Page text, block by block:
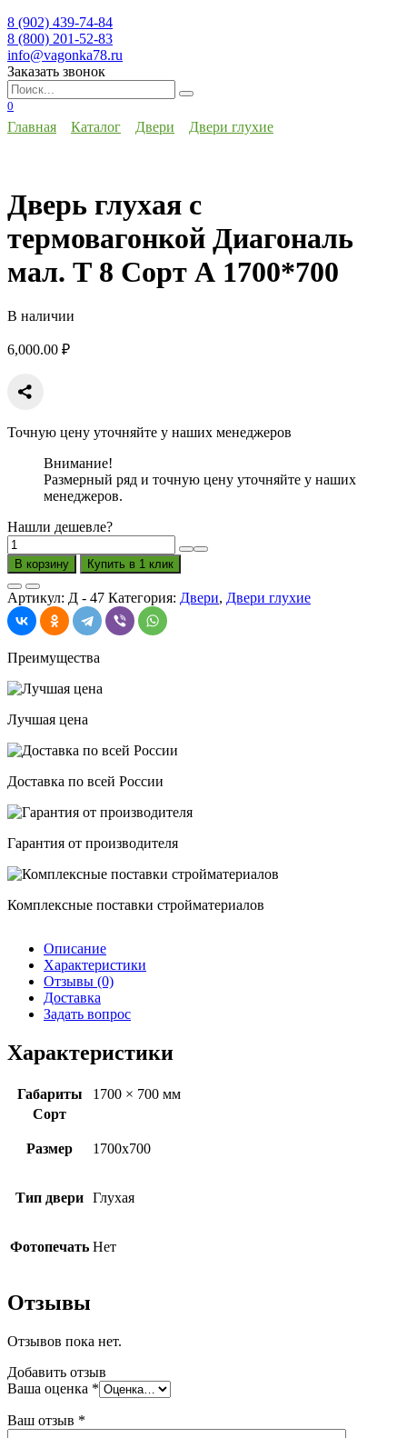
8 (902) 439-74-84
8 (800) 201-52-83
info@vagonka78.ru
Заказать звонок
Искать:
0
Главная Каталог Двери Двери глухие
Дверь глухая с
термовагонкой Диагональ
мал. Т 8 Сорт А 1700*700
В наличии
6,000.00 ₽
Точную цену уточняйте у наших менеджеров
Внимание!
Размерный ряд и точную цену уточняйте у наших
менеджеров.
Нашли дешевле?
Количество
товара
Дверь
глухая
с
термовагонкой
Диагональ
мал.
8
А
В корзину Купить в 1 клик
Артикул: Д - 47 Категория: Двери, Двери глухие
Преимущества
Лучшая цена
Доставка по всей России
Гарантия от производителя
Комплексные поставки стройматериалов
Описание
Характеристики
Отзывы (0)
Доставка
Задать вопрос
Характеристики
Габариты
1700 × 700 мм
Сорт
Размер 1700х700
Тип двери Глухая
Фотопечать Нет
Отзывы
Отзывов пока нет.
Добавить отзыв
Ваша оценка *
Ваш отзыв *